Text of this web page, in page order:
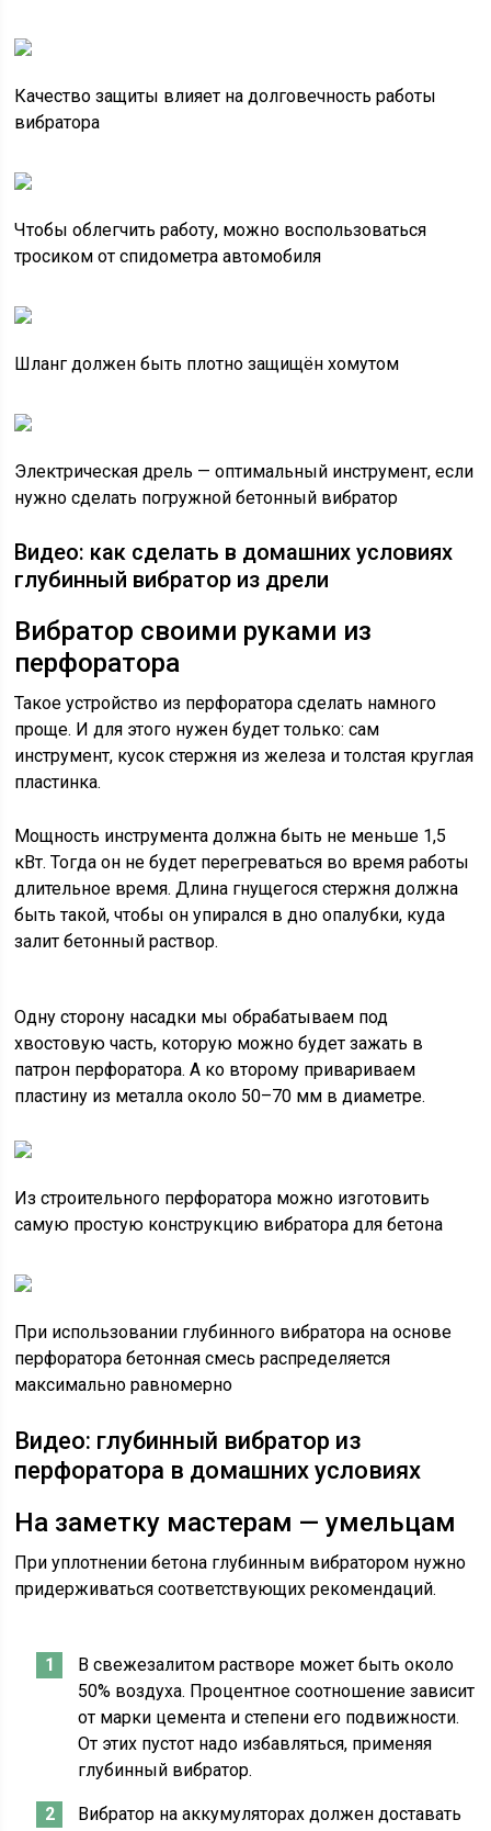
Качество защиты влияет на долговечность работы
вибратора
Чтобы облегчить работу, можно воспользоваться
тросиком от спидометра автомобиля
Шланг должен быть плотно защищён хомутом
Электрическая дрель — оптимальный инструмент, если
нужно сделать погружной бетонный вибратор
Видео: как сделать в домашних условиях
глубинный вибратор из дрели
Вибратор своими руками из
перфоратора
Такое устройство из перфоратора сделать намного
проще. И для этого нужен будет только: сам
инструмент, кусок стержня из железа и толстая круглая
пластинка.
Мощность инструмента должна быть не меньше 1,5
кВт. Тогда он не будет перегреваться во время работы
длительное время. Длина гнущегося стержня должна
быть такой, чтобы он упирался в дно опалубки, куда
залит бетонный раствор.
Одну сторону насадки мы обрабатываем под
хвостовую часть, которую можно будет зажать в
патрон перфоратора. А ко второму привариваем
пластину из металла около 50–70 мм в диаметре.
Из строительного перфоратора можно изготовить
самую простую конструкцию вибратора для бетона
При использовании глубинного вибратора на основе
перфоратора бетонная смесь распределяется
максимально равномерно
Видео: глубинный вибратор из
перфоратора в домашних условиях
На заметку мастерам — умельцам
При уплотнении бетона глубинным вибратором нужно
придерживаться соответствующих рекомендаций.
В свежезалитом растворе может быть около
50% воздуха. Процентное соотношение зависит
от марки цемента и степени его подвижности.
От этих пустот надо избавляться, применяя
глубинный вибратор.
Вибратор на аккумуляторах должен доставать